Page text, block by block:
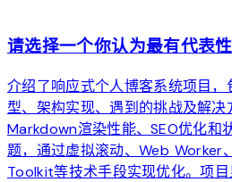
请选择一个你认为最有代表
介绍了响应式个人博客系统项目
型、架构实现、遇到的挑战及解决
Markdown渲染性能、SEO优化和
题，通过虚拟滚动、Web Worker
Toolkit等技术手段实现优化。项